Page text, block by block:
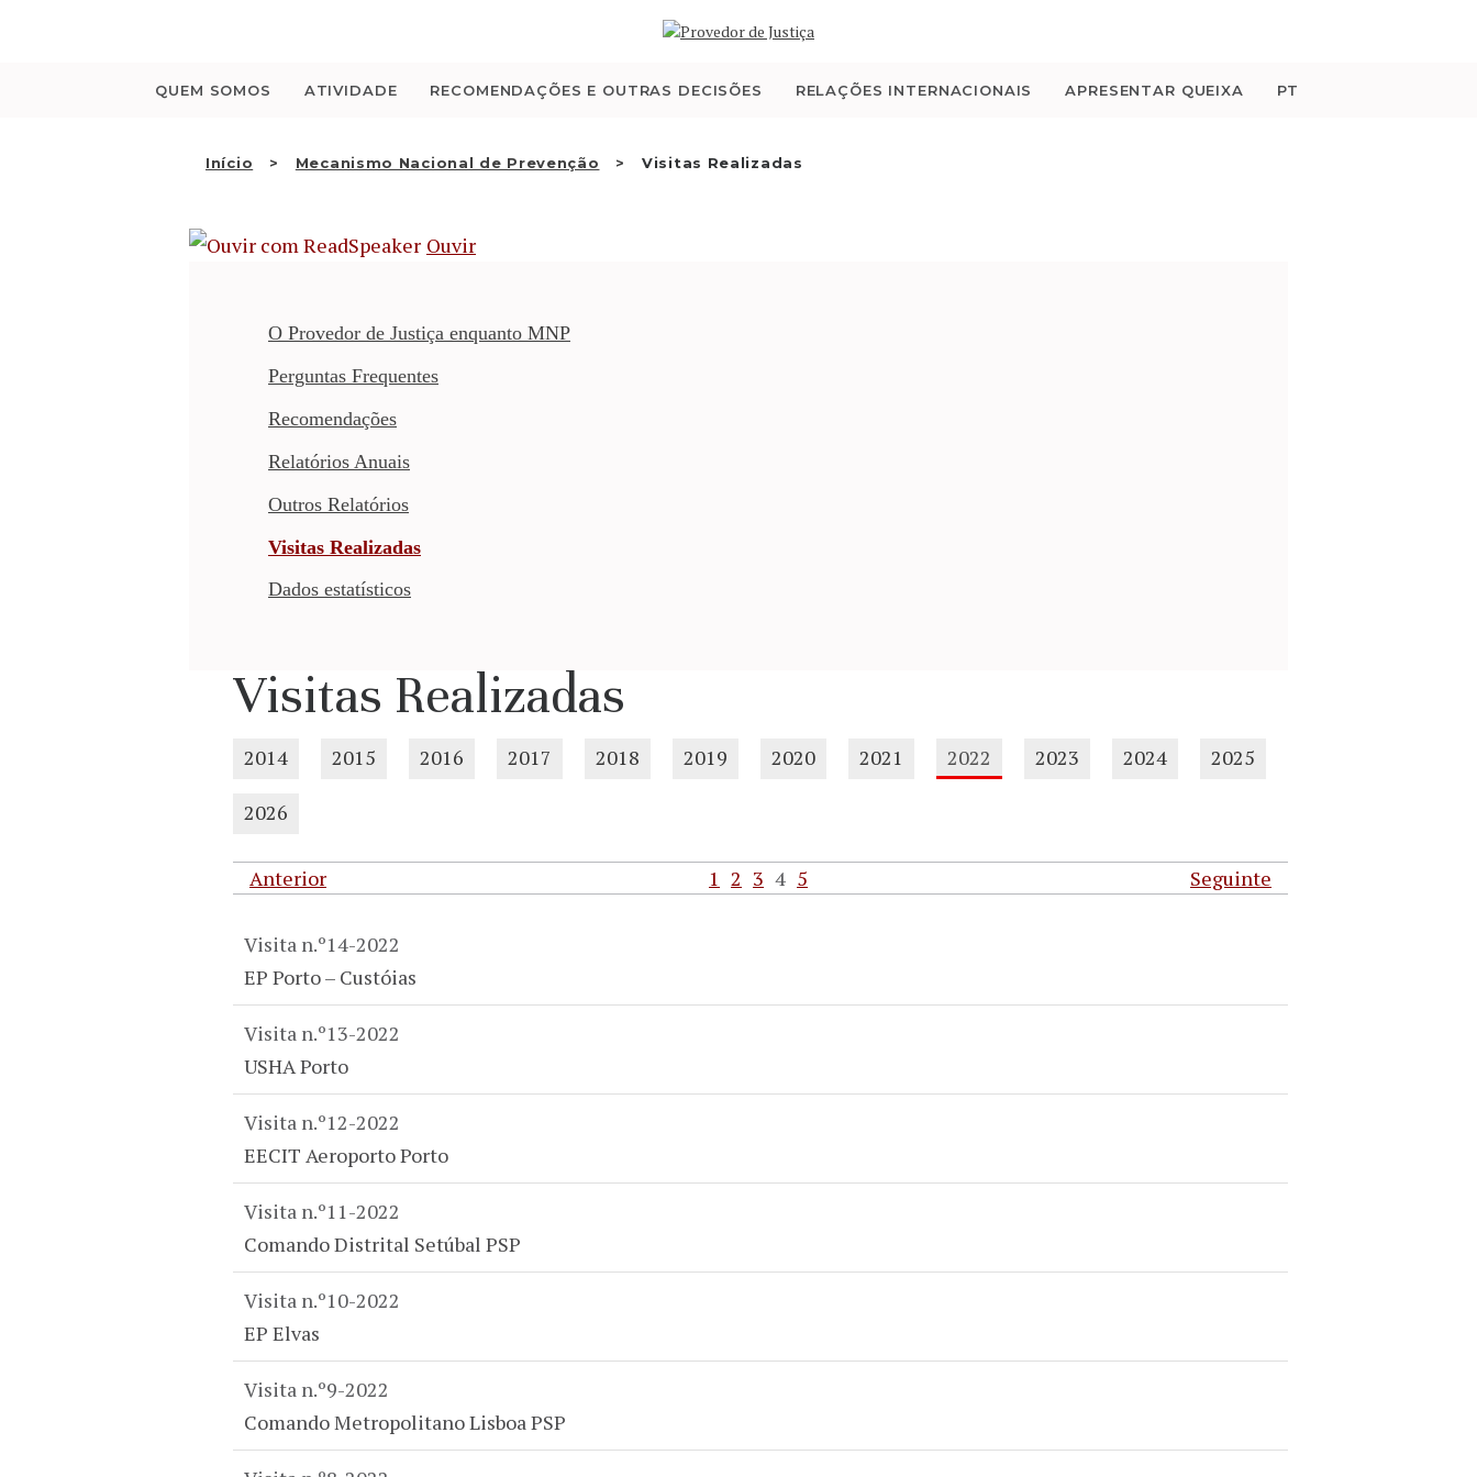
QUEM SOMOS ATIVIDADE RECOMENDAÇÕES E OUTRAS DECISÕES RELAÇÕES INTERNACIONAIS APRESENTAR QUEIXA PT
Início Mecanismo Nacional de Prevenção Visitas Realizadas
QUEM SOMOS
ATIVIDADE
RECOMENDAÇÕES E
INTERNACIONAIS
Ouvir
O Provedor de Justiça enquanto MNP
Perguntas Frequentes
Recomendações
Relatórios Anuais
Outros Relatórios
Visitas Realizadas
Dados estatísticos
Visitas Realizadas
2014 2015 2016 2017 2018 2019 2020 2021 2022 2023 2024 2025
2026
Anterior 1 2 3 4 5 Seguinte
Visita n.º14-2022
EP Porto – Custóias
Visita n.º13-2022
USHA Porto
Visita n.º12-2022
EECIT Aeroporto Porto
Visita n.º11-2022
Comando Distrital Setúbal PSP
Visita n.º10-2022
EP Elvas
Visita n.º9-2022
Comando Metropolitano Lisboa PSP